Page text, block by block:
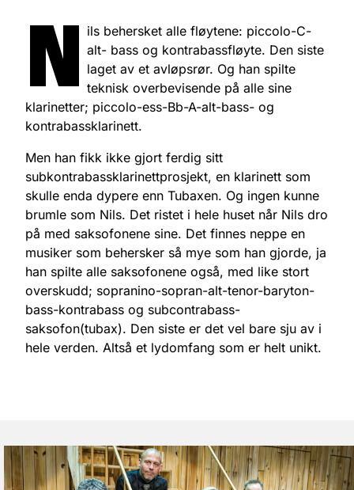
N ils behersket alle fløytene: piccolo-C-
alt- bass og kontrabassfløyte. Den siste
laget av et avløpsrør. Og han spilte
teknisk overbevisende på alle sine
klarinetter; piccolo-ess-Bb-A-alt-bass- og
kontrabassklarinett.
Men han fikk ikke gjort ferdig sitt
subkontrabassklarinettprosjekt, en klarinett som
skulle enda dypere enn Tubaxen. Og ingen kunne
brumle som Nils. Det ristet i hele huset når Nils dro
på med saksofonene sine. Det finnes neppe en
musiker som behersker så mye som han gjorde, ja
han spilte alle saksofonene også, med like stort
overskudd; sopranino-sopran-alt-tenor-baryton-
bass-kontrabass og subcontrabass-
saksofon(tubax). Den siste er det vel bare sju av i
hele verden. Altså et lydomfang som er helt unikt.